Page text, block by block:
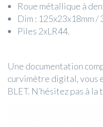
Roue métallique à
Dim : 125x23x18mm /
Piles 2xLR44.
Une documentation
curvimètre digital, vous
BLET. N’hésitez pas à